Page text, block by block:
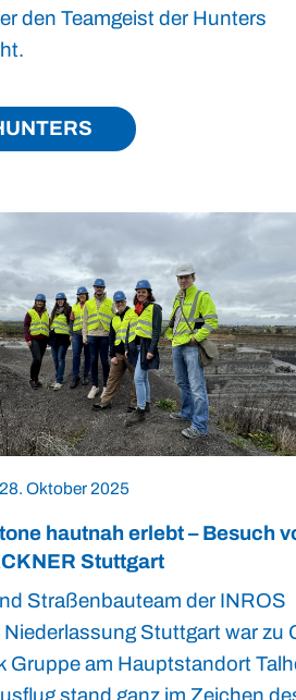
den Teamgeist der Hunters
28. Oktober 2025
hautnah erlebt – Besuch
Stuttgart
Straßenbauteam der INROS
Stuttgart war zu
Gruppe am Hauptstandort